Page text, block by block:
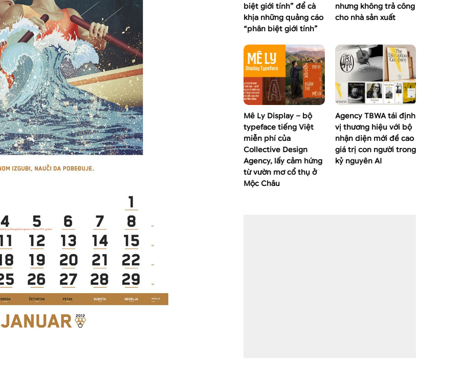
biệt giới tính” để cà
khịa những quảng cáo
“phân biệt giới tính”
nhưng không trả công
cho nhà sản xuất
Mê Ly Display – bộ
typeface tiếng Việt
miễn phí của
Collective Design
Agency, lấy cảm hứng
từ vườn mơ cổ thụ ở
Mộc Châu
Agency TBWA tái định
vị thương hiệu với bộ
nhận diện mới đề cao
giá trị con người trong
kỷ nguyên AI